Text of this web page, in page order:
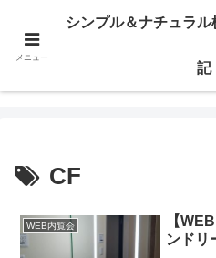
横浜市某区で注文住宅の建築日記とか、
シンプル＆ナチュラル
CF
WEB内覧会
【
ンドリ
メニュー
シンプル＆ナチュラル
記